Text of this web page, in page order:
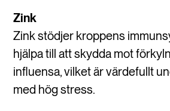
Zink
Zink stödjer kroppens
hjälpa till att skydda mot
influensa, vilket är värdefullt
med hög stress.